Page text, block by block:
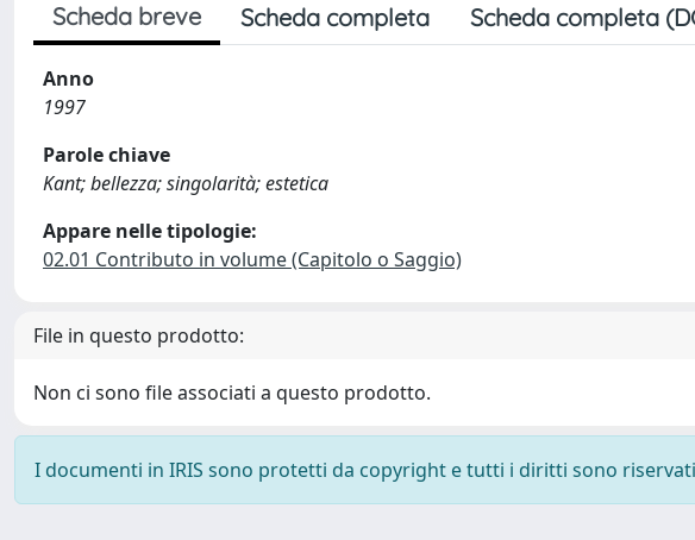
Scheda breve Scheda completa Scheda completa
Anno
1997
Parole chiave
Kant; bellezza; singolarità; estetica
Appare nelle tipologie:
02.01 Contributo in volume (Capitolo o Saggio)
File in questo prodotto:
Non ci sono file associati a questo prodotto.
I documenti in IRIS sono protetti da copyright e tutti i diritti sono